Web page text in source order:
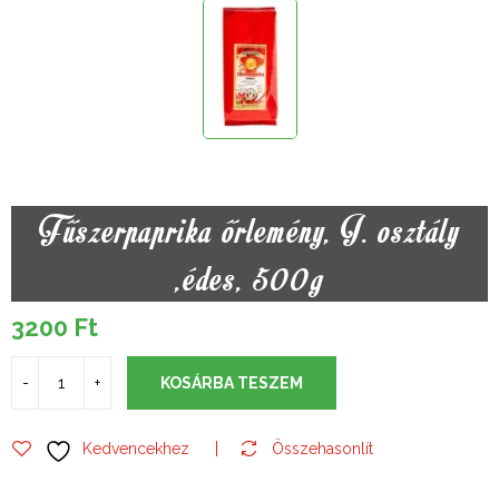
Fűszerpaprika őrlemény, I. osztály
,édes, 500g
3200 Ft
KOSÁRBA TESZEM
Kedvencekhez Összehasonlít